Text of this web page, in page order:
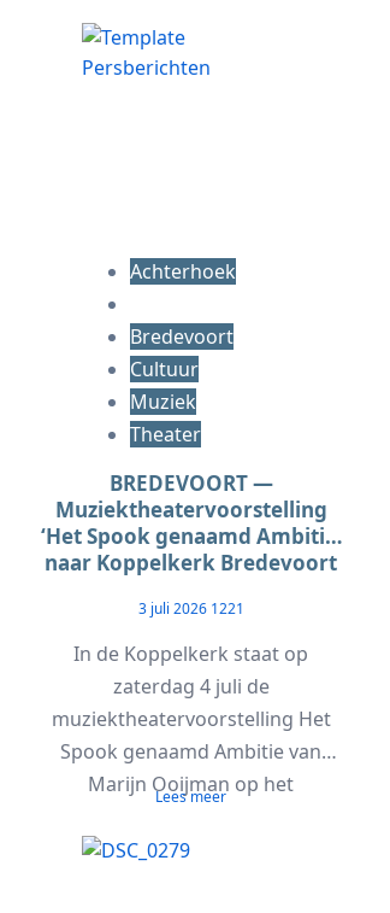
Achterhoek
Bredevoort
Cultuur
Muziek
Theater
BREDEVOORT —
Muziektheatervoorstelling
‘Het Spook genaamd Ambitie’
naar Koppelkerk Bredevoort
3 juli 2026 1221
In de Koppelkerk staat op
zaterdag 4 juli de
muziektheatervoorstelling Het
Spook genaamd Ambitie van
Marijn Ooijman op het
Lees meer